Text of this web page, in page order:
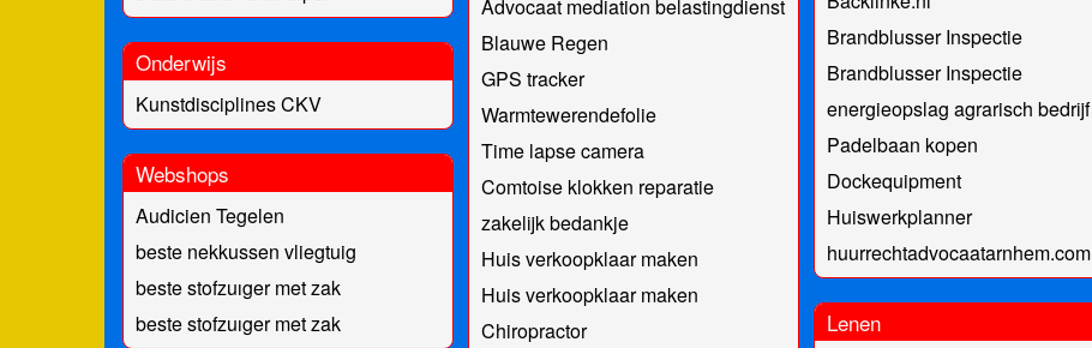
Onderwijs
Kunstdisciplines CKV
Webshops
Audicien Tegelen
beste nekkussen vliegtuig
beste stofzuıger met zak
beste stofzuıger met zak
Advocaat mediation belastingdienst
Blauwe Regen
GPS tracker
Warmtewerendefolie
Time lapse camera
Comtoise klokken reparatie
zakelijk bedankje
Huis verkoopklaar maken
Huis verkoopklaar maken
Chiropractor
Brandblusser Inspectie
Brandblusser Inspectie
energieopslag agrarisch bedrijf
Padelbaan kopen
Dockequipment
Huiswerkplanner
huurrechtadvocaatarnhem.com
Lenen